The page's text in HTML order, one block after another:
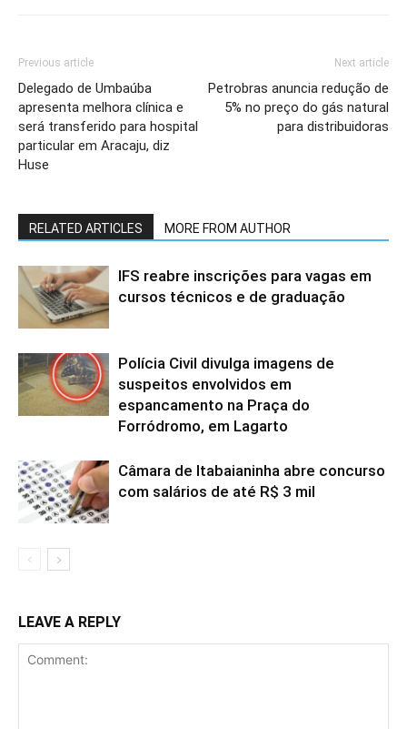
Previous article
Delegado de Umbaúba
apresenta melhora clínica e
será transferido para hospital
particular em Aracaju, diz
Huse
Next article
Petrobras anuncia redução de
5% no preço do gás natural
para distribuidoras
RELATED ARTICLES MORE FROM AUTHOR
IFS reabre inscrições para vagas em
cursos técnicos e de graduação
Polícia Civil divulga imagens de
suspeitos envolvidos em
espancamento na Praça do
Forródromo, em Lagarto
Câmara de Itabaianinha abre concurso
com salários de até R$ 3 mil
LEAVE A REPLY